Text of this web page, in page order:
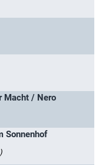
Macht / Nero
Sonnenhof
)